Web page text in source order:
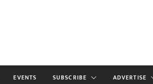
EVENTS SUBSCRIBE ADVERTISE